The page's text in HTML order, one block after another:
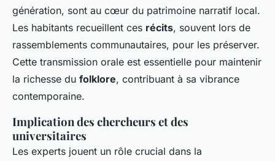
génération, sont au cœur du patrimoine narratif local.
Les habitants recueillent ces récits, souvent lors de
rassemblements communautaires, pour les préserver.
Cette transmission orale est essentielle pour maintenir
la richesse du folklore, contribuant à sa vibrance
contemporaine.
Implication des chercheurs et des
universitaires
Les experts jouent un rôle crucial dans la